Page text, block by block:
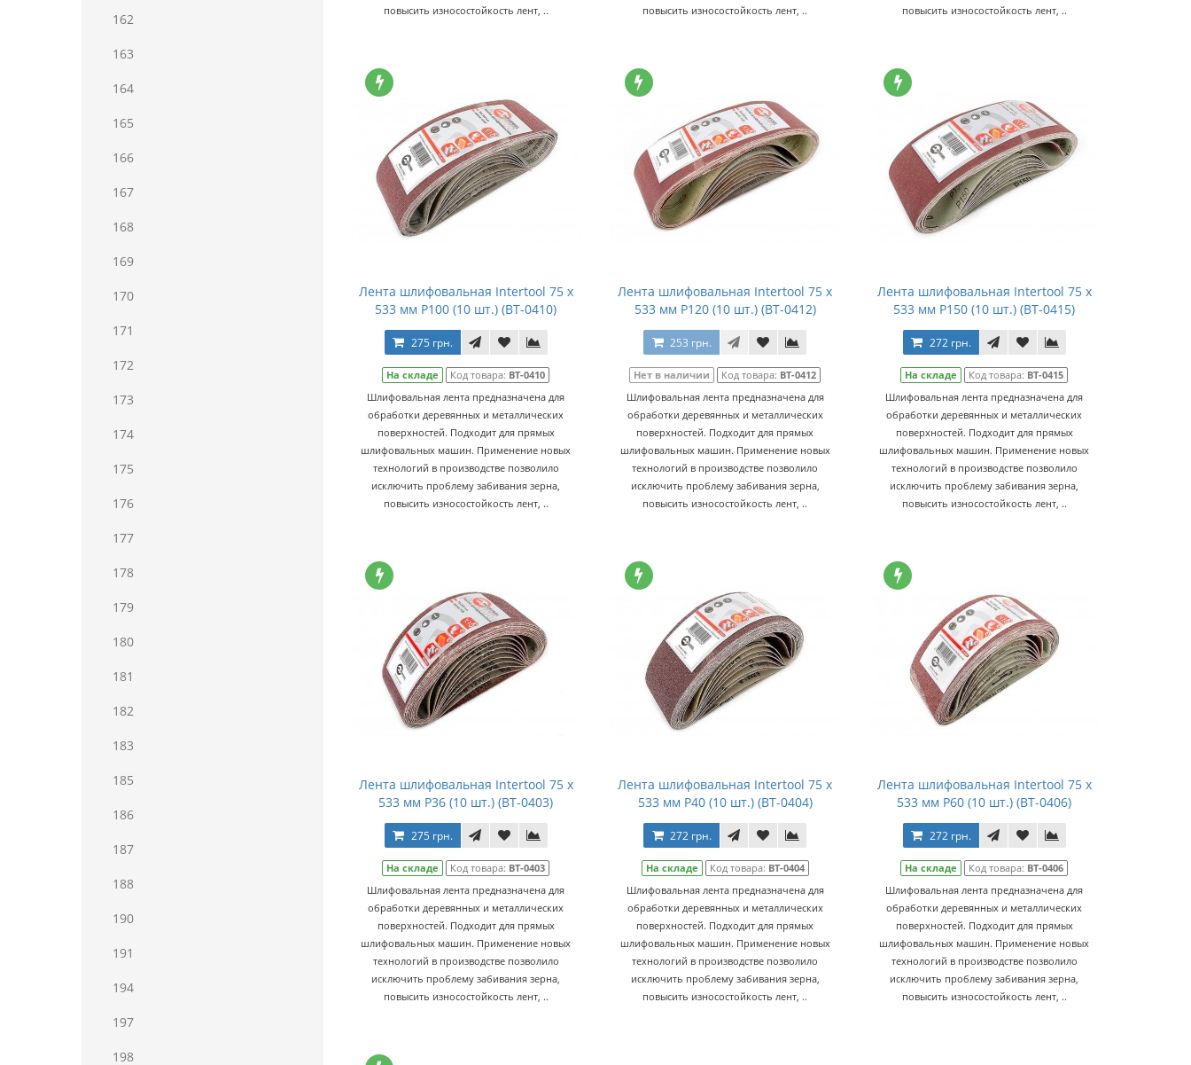
162
163
164
165
166
167
168
169
170
171
172
173
174
175
176
177
178
179
180
181
182
183
185
186
187
188
190
191
194
197
198
повысить износостойкость лент, ..
повысить износостойкость лент, ..
повысить износостойкость лент, ..
Лента шлифовальная Intertool 75 х
533 мм Р100 (10 шт.) (BT-0410)
275 грн.
На складе Код товара: BT-0410
Шлифовальная лента предназначена для
обработки деревянных и металлических
поверхностей. Подходит для прямых
шлифовальных машин. Применение новых
технологий в производстве позволило
исключить проблему забивания зерна,
повысить износостойкость лент, ..
Лента шлифовальная Intertool 75 х
533 мм Р120 (10 шт.) (BT-0412)
253 грн.
Нет в наличии Код товара: BT-0412
Шлифовальная лента предназначена для
обработки деревянных и металлических
поверхностей. Подходит для прямых
шлифовальных машин. Применение новых
технологий в производстве позволило
исключить проблему забивания зерна,
повысить износостойкость лент, ..
Лента шлифовальная Intertool 75 х
533 мм Р150 (10 шт.) (BT-0415)
272 грн.
На складе Код товара: BT-0415
Шлифовальная лента предназначена для
обработки деревянных и металлических
поверхностей. Подходит для прямых
шлифовальных машин. Применение новых
технологий в производстве позволило
исключить проблему забивания зерна,
повысить износостойкость лент, ..
Лента шлифовальная Intertool 75 х
533 мм Р36 (10 шт.) (BT-0403)
275 грн.
На складе Код товара: BT-0403
Шлифовальная лента предназначена для
обработки деревянных и металлических
поверхностей. Подходит для прямых
шлифовальных машин. Применение новых
технологий в производстве позволило
исключить проблему забивания зерна,
повысить износостойкость лент, ..
Лента шлифовальная Intertool 75 х
533 мм Р40 (10 шт.) (BT-0404)
272 грн.
На складе Код товара: BT-0404
Шлифовальная лента предназначена для
обработки деревянных и металлических
поверхностей. Подходит для прямых
шлифовальных машин. Применение новых
технологий в производстве позволило
исключить проблему забивания зерна,
повысить износостойкость лент, ..
Лента шлифовальная Intertool 75 х
533 мм Р60 (10 шт.) (BT-0406)
272 грн.
На складе Код товара: BT-0406
Шлифовальная лента предназначена для
обработки деревянных и металлических
поверхностей. Подходит для прямых
шлифовальных машин. Применение новых
технологий в производстве позволило
исключить проблему забивания зерна,
повысить износостойкость лент, ..